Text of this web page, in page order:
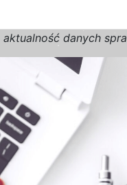
aktualność danych spra